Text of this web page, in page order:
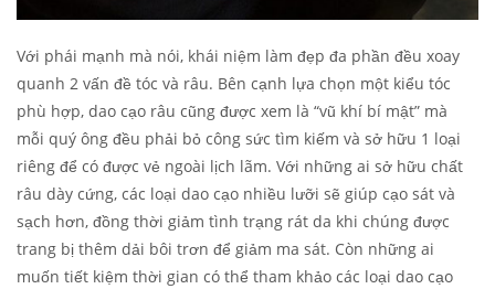
Với phái mạnh mà nói, khái niệm làm đẹp đa phần đều xoay
quanh 2 vấn đề tóc và râu. Bên cạnh lựa chọn một kiểu tóc
phù hợp, dao cạo râu cũng được xem là “vũ khí bí mật” mà
mỗi quý ông đều phải bỏ công sức tìm kiếm và sở hữu 1 loại
riêng để có được vẻ ngoài lịch lãm. Với những ai sở hữu chất
râu dày cứng, các loại dao cạo nhiều lưỡi sẽ giúp cạo sát và
sạch hơn, đồng thời giảm tình trạng rát da khi chúng được
trang bị thêm dải bôi trơn để giảm ma sát. Còn những ai
muốn tiết kiệm thời gian có thể tham khảo các loại dao cạo